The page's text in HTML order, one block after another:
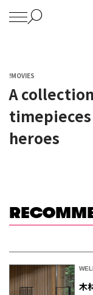
!MOVIES
A
heroes
木